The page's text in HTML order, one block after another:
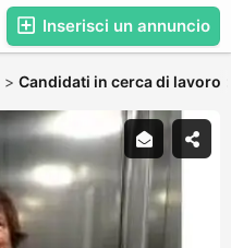
Inserisci un annuncio
> Candidati in cerca di lavoro